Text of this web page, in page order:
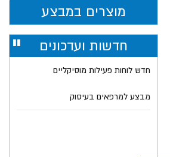
מוצרים במבצע
עצור
חדשות ועדכונים
חדש לוחות פעילות מוסיקליים
מבצע למרפאים בעיסוק